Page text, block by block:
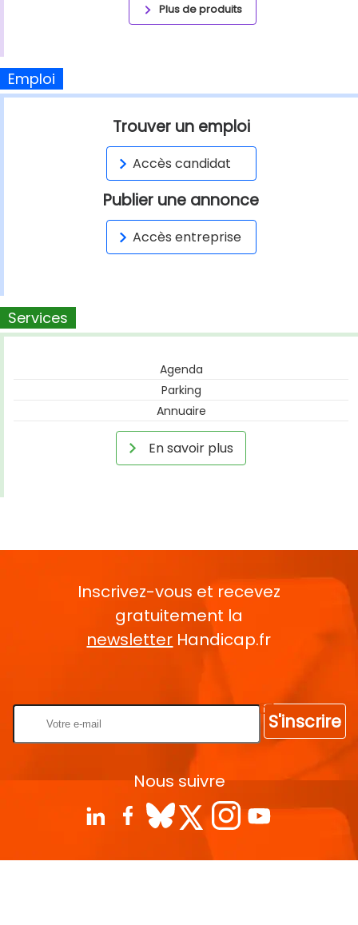
Plus de produits
Emploi
Trouver un emploi
Accès candidat
Publier une annonce
Accès entreprise
Services
Agenda
Parking
Annuaire
En savoir plus
Inscrivez-vous et recevez
gratuitement la
newsletter Handicap.fr
S'inscrire
Nous suivre